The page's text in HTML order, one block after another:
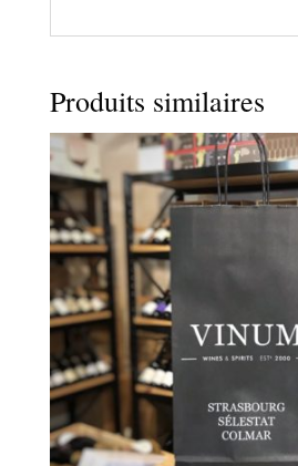
Produits similaires